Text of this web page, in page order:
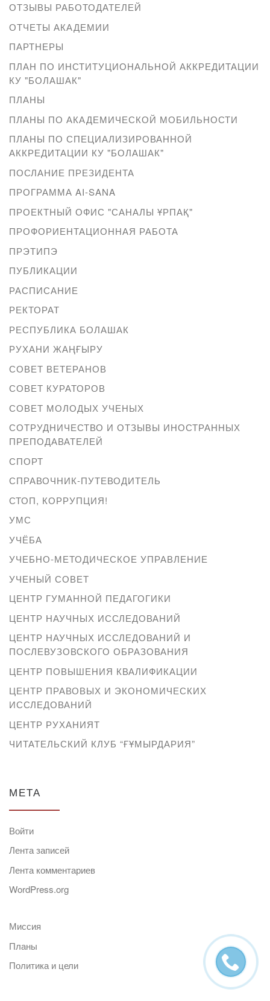
ОТЗЫВЫ РАБОТОДАТЕЛЕЙ
ОТЧЕТЫ АКАДЕМИИ
ПАРТНЕРЫ
ПЛАН ПО ИНСТИТУЦИОНАЛЬНОЙ АККРЕДИТАЦИИ
КУ "БОЛАШАК"
ПЛАНЫ
ПЛАНЫ ПО АКАДЕМИЧЕСКОЙ МОБИЛЬНОСТИ
ПЛАНЫ ПО СПЕЦИАЛИЗИРОВАННОЙ
АККРЕДИТАЦИИ КУ "БОЛАШАК"
ПОСЛАНИЕ ПРЕЗИДЕНТА
ПРОГРАММА AI-SANA
ПРОЕКТНЫЙ ОФИС "САНАЛЫ ҰРПАҚ"
ПРОФОРИЕНТАЦИОННАЯ РАБОТА
ПРЭТИПЭ
ПУБЛИКАЦИИ
РАСПИСАНИЕ
РЕКТОРАТ
РЕСПУБЛИКА БОЛАШАК
РУХАНИ ЖАҢҒЫРУ
СОВЕТ ВЕТЕРАНОВ
СОВЕТ КУРАТОРОВ
СОВЕТ МОЛОДЫХ УЧЕНЫХ
СОТРУДНИЧЕСТВО И ОТЗЫВЫ ИНОСТРАННЫХ
ПРЕПОДАВАТЕЛЕЙ
СПОРТ
СПРАВОЧНИК-ПУТЕВОДИТЕЛЬ
СТОП, КОРРУПЦИЯ!
УМС
УЧЁБА
УЧЕБНО-МЕТОДИЧЕСКОЕ УПРАВЛЕНИЕ
УЧЕНЫЙ СОВЕТ
ЦЕНТР ГУМАННОЙ ПЕДАГОГИКИ
ЦЕНТР НАУЧНЫХ ИССЛЕДОВАНИЙ
ЦЕНТР НАУЧНЫХ ИССЛЕДОВАНИЙ И
ПОСЛЕВУЗОВСКОГО ОБРАЗОВАНИЯ
ЦЕНТР ПОВЫШЕНИЯ КВАЛИФИКАЦИИ
ЦЕНТР ПРАВОВЫХ И ЭКОНОМИЧЕСКИХ
ИССЛЕДОВАНИЙ
ЦЕНТР РУХАНИЯТ
ЧИТАТЕЛЬСКИЙ КЛУБ “ҒҰМЫРДАРИЯ”
МЕТА
Войти
Лента записей
Лента комментариев
WordPress.org
Миссия
Планы
Политика и цели